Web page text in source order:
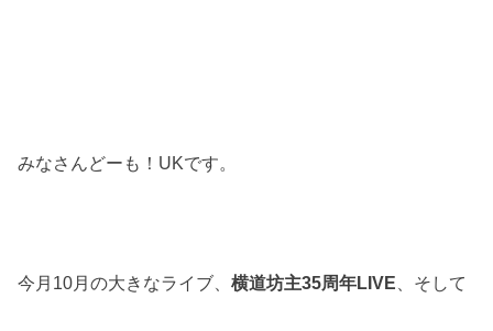
みなさんどーも！UKです。
今月10月の大きなライブ、横道坊主35周年LIVE 、そして